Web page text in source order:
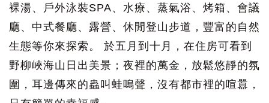
裸湯、戶外泳裝SPA、水療、蒸氣浴、烤箱、會議
廳、中式餐廳、露營、休閒登山步道，豐富的自然
生態等你來探索。 於五月到十月，在住房可看到
野柳峽海山日出美景；夜裡的萬金，放鬆悠靜的氛
圍，耳邊傳來的蟲叫蛙嗚聲，沒有都市裡的喧囂，